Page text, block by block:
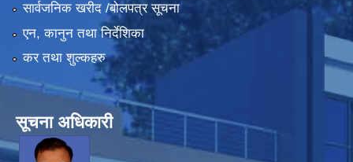
सार्वजनिक खरीद /बोलपत्र सूचना
एन, कानुन तथा निर्देशिका
कर तथा शुल्कहरु
सूचना अधिकारी